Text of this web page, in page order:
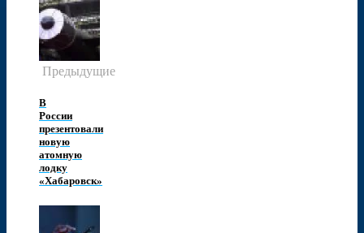
Предыдущие
В
России
презентовали
новую
атомную
лодку
«Хабаровск»